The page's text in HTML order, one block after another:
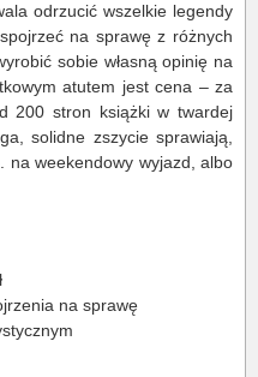
odrzucić wszelkie legendy
na sprawę z różnych
sobie własną opinię na
atutem jest cena – za
200 stron książki w twardej
solidne zszycie sprawiają,
na weekendowy wyjazd, albo
na sprawę